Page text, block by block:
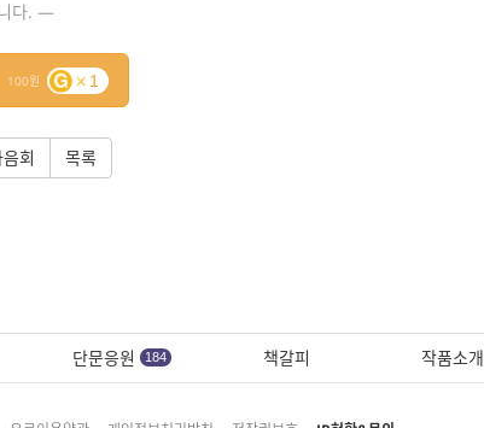
다. —
100 1
회 목록
단문응원 184 책갈피 작품소개